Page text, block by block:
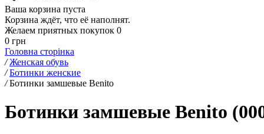
Ваша корзина пуста
Корзина ждёт, что её наполнят.
Желаем приятных покупок 0
0 грн
Головна сторінка
/ Женская обувь
/ Ботинки женские
/ Ботинки замшевые Benito
Ботинки замшевые Benito